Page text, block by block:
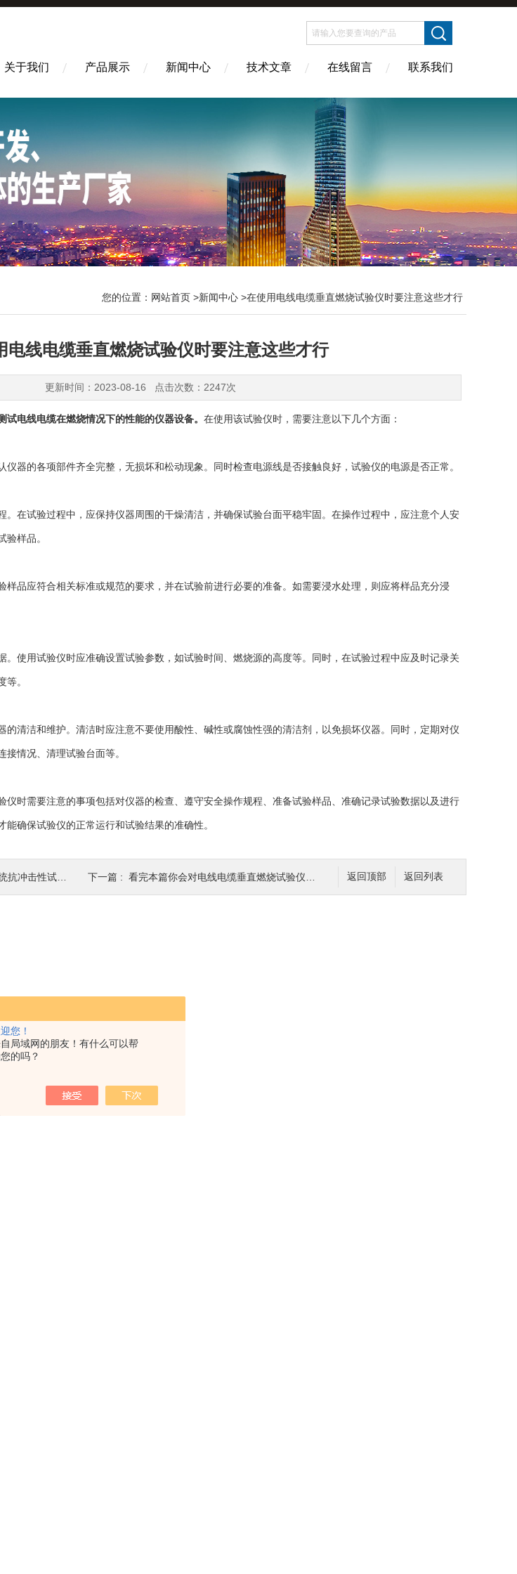
您！
局域网的朋友！有什么可以帮
的吗？
关于我们 产品展示 新闻中心 技术文章 在线留言 联系我们
您的位置： 网站首页 >新闻中心 >在使用电线电缆垂直燃烧试验仪时要注意这些才行
电线电缆垂直燃烧试验仪时要注意这些才行
更新时间：2023-08-16 点击次数：2247次
电线电缆在燃烧情况下的性能的仪器设备。 在使用该试验仪时，需要注意以下几个方面：
的各项部件齐全完整，无损坏和松动现象。同时检查电源线是否接触良好，试验仪的电源是否正常。
在试验过程中，应保持仪器周围的干燥清洁，并确保试验台面平稳牢固。在操作过程中，应注意个人安
验样品。
品应符合相关标准或规范的要求，并在试验前进行必要的准备。如需要浸水处理，则应将样品充分浸
使用试验仪时应准确设置试验参数，如试验时间、燃烧源的高度等。同时，在试验过程中应及时记录关
等。
清洁和维护。清洁时应注意不要使用酸性、碱性或腐蚀性强的清洁剂，以免损坏仪器。同时，定期对仪
情况、清理试验台面等。
时需要注意的事项包括对仪器的检查、遵守安全操作规程、准备试验样品、准确记录试验数据以及进行
确保试验仪的正常运行和试验结果的准确性。
返回列表
返回顶部
击性试验装置 下一篇 : 看完本篇你会对电线电缆垂直燃烧试验仪有更多了解